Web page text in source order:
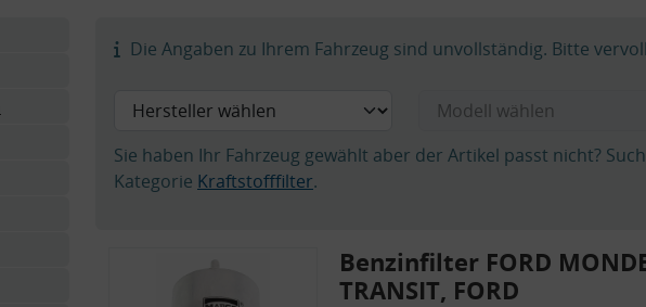
Die Angaben zu Ihrem Fahrzeug sind unvollständig. Bitte
Sie haben Ihr Fahrzeug gewählt aber der Artikel passt nicht?
Kategorie Kraftstofffilter.
Benzinfilter FORD
TRANSIT, FORD